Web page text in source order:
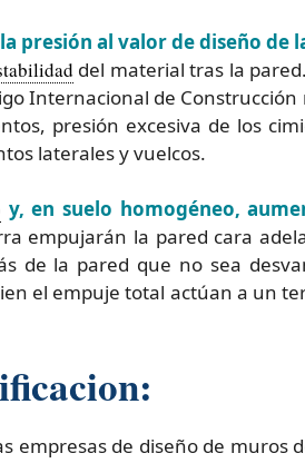
presión al valor de diseño de
del material tras la
Internacional de
presión excesiva de los
laterales y vuelcos.
y, en suelo homogéneo,
empujarán la pared cara
de la pared que no sea
el empuje total actúan a un
empresas de diseño de muros